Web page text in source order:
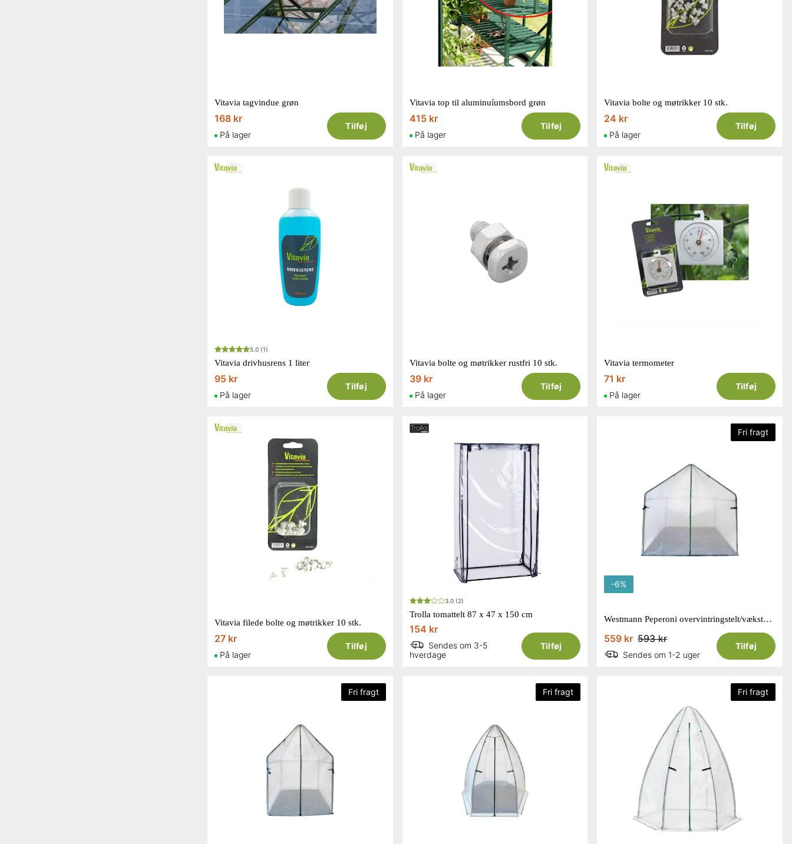
Vitavia tagvindue grøn
168 kr
På lager
Tilføj
Vitavia top til aluminuíumsbord grøn
415 kr
På lager
Tilføj
Vitavia bolte og møtrikker 10 stk.
24 kr
På lager
Tilføj
5.0 (1)
Vitavia drivhusrens 1 liter
95 kr
På lager
Tilføj
Vitavia bolte og møtrikker rustfri 10 stk.
39 kr
På lager
Tilføj
Vitavia termometer
71 kr
På lager
Tilføj
Vitavia filede bolte og møtrikker 10 stk.
27 kr
På lager
Tilføj
3.0(2)
Trolla tomattelt 87 x 47 x 150 cm
154 kr
Sendes om 3-5
hverdage
Tilføj
Fri fragt
-6%
Westmann Peperoni overvintringstelt/væksthus i hvid 180 x 180 x 200 cm
559 kr 593 kr
Sendes om 1-2 uger
Tilføj
Fri fragt Fri fragt Fri fragt